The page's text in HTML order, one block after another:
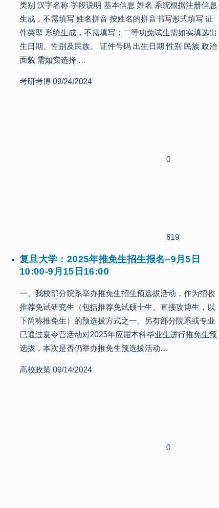
类别 汉字名称 字段说明 基本信息 姓名 系统根据注册信息
生成，不需填写 姓名拼音 按姓名的拼音书写形式填写 证
件类型 系统生成，不需填写；二等功免试生需如实填选出
生日期、性别及民族。 证件号码 出生日期 性别 民族 政治
面貌 需如实选择 …
考研考博 09/24/2024
0
819
复旦大学：2025年推免生招生报名–9月5日
10:00-9月15日16:00
一、我校部分院系举办推免生招生预选拔活动，作为招收
推荐免试研究生（包括推荐免试硕士生、直接攻博生，以
下简称推免生）的预选拔方式之一。另有部分院系或专业
已通过夏令营活动对2025年应届本科毕业生进行推免生预
选拔，本次是否仍举办推免生预选拔活动…
高校政策 09/14/2024
0